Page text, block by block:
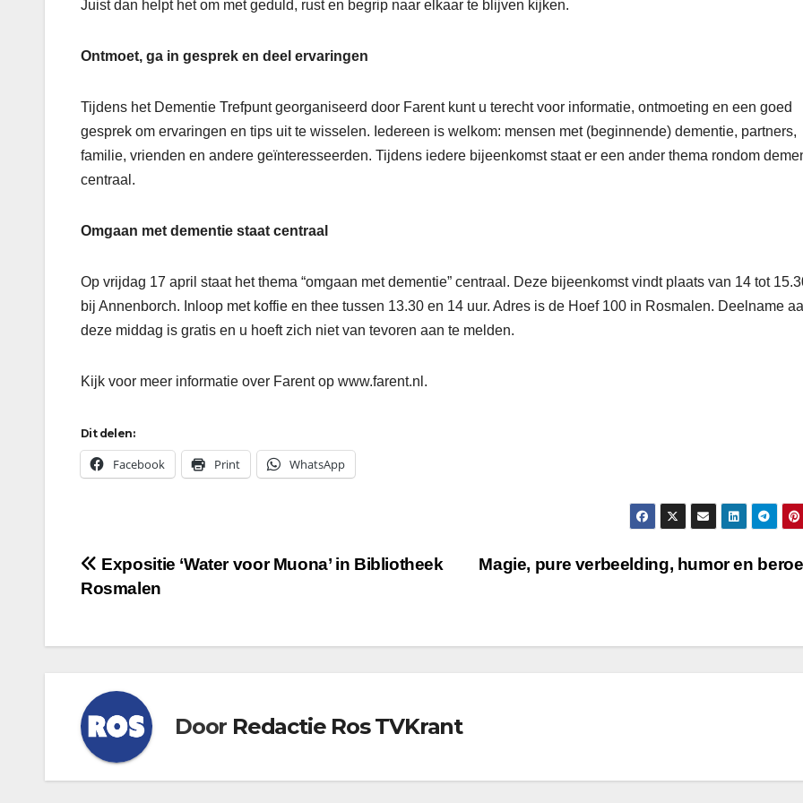
Juist dan helpt het om met geduld, rust en begrip naar elkaar te blijven kijken.
Ontmoet, ga in gesprek en deel ervaringen
Tijdens het Dementie Trefpunt georganiseerd door Farent kunt u terecht voor informatie, ontmoeting en een goed
gesprek om ervaringen en tips uit te wisselen. Iedereen is welkom: mensen met (beginnende) dementie, partners,
familie, vrienden en andere geïnteresseerden. Tijdens iedere bijeenkomst staat er een ander thema rondom
centraal.
Omgaan met dementie staat centraal
Op vrijdag 17 april staat het thema “omgaan met dementie” centraal. Deze bijeenkomst vindt plaats van 14 tot
bij Annenborch. Inloop met koffie en thee tussen 13.30 en 14 uur. Adres is de Hoef 100 in Rosmalen. Deelname
deze middag is gratis en u hoeft zich niet van tevoren aan te melden.
Kijk voor meer informatie over Farent op www.farent.nl.
Dit delen:
Facebook Print WhatsApp
Bericht
Magie, pure verbeelding, humor en
Expositie ‘Water voor Muona’ in Bibliotheek
Rosmalen
Door Redactie Ros TVKrant